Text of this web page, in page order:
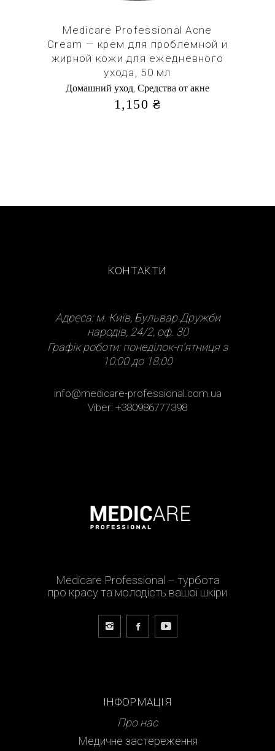
Medicare Professional Acne
Cream — крем для проблемной и
жирной кожи для ежедневного
ухода, 50 мл
Домашний уход, Средства от акне
1,150 ₴
КОНТАКТИ
Адреса: м. Київ, Бульвар Дружби
народів, 24/2, оф. 30
Графік роботи: понеділок-п’ятниця з
10:00 до 18:00
info@medicare-professional.com.ua
Viber: +380986777398
Medicare Professional – турбота
про красу та молодість вашої шкіри
ІНФОРМАЦІЯ
Про нас
Медичне застереження